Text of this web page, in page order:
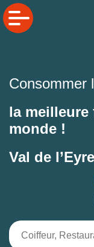
Consommer
la meilleure
monde !
Val de